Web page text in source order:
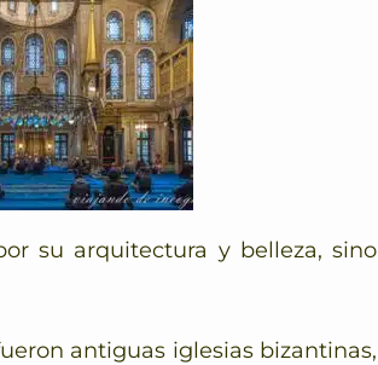
su arquitectura y belleza, sino
antiguas iglesias bizantinas,